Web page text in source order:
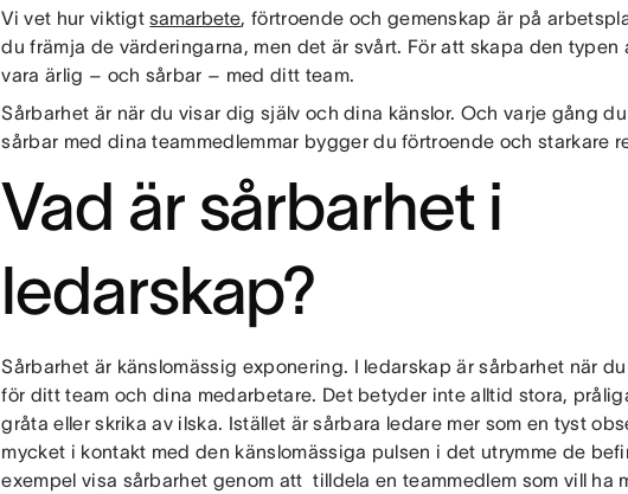
Vi vet hur viktigtsamarbete, förtroende och gemenskap är på
du främja de värderingarna, men det är svårt. För att skapa den typen
vara ärlig – och sårbar – med ditt team.
Sårbarhet är när du visar dig själv och dina känslor. Och varje gång
sårbar med dina teammedlemmar bygger du förtroende och starkare
Vad är sårbarhet i
ledarskap?
Sårbarhet är känslomässig exponering. I ledarskap är sårbarhet när
för ditt team och dina medarbetare. Det betyder inte alltid stora,
gråta eller skrika av ilska. Istället är sårbara ledare mer som en tyst
mycket i kontakt med den känslomässiga pulsen i det utrymme de
exempel visa sårbarhet genom att tilldela en teammedlem som vill ha